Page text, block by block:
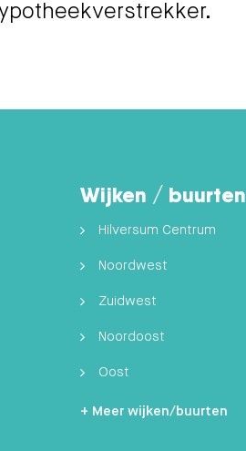
Wijken / buurten
Hilversum Centrum
Noordwest
Zuidwest
Noordoost
Oost
Zuidoost
+ Meer wijken/buurten